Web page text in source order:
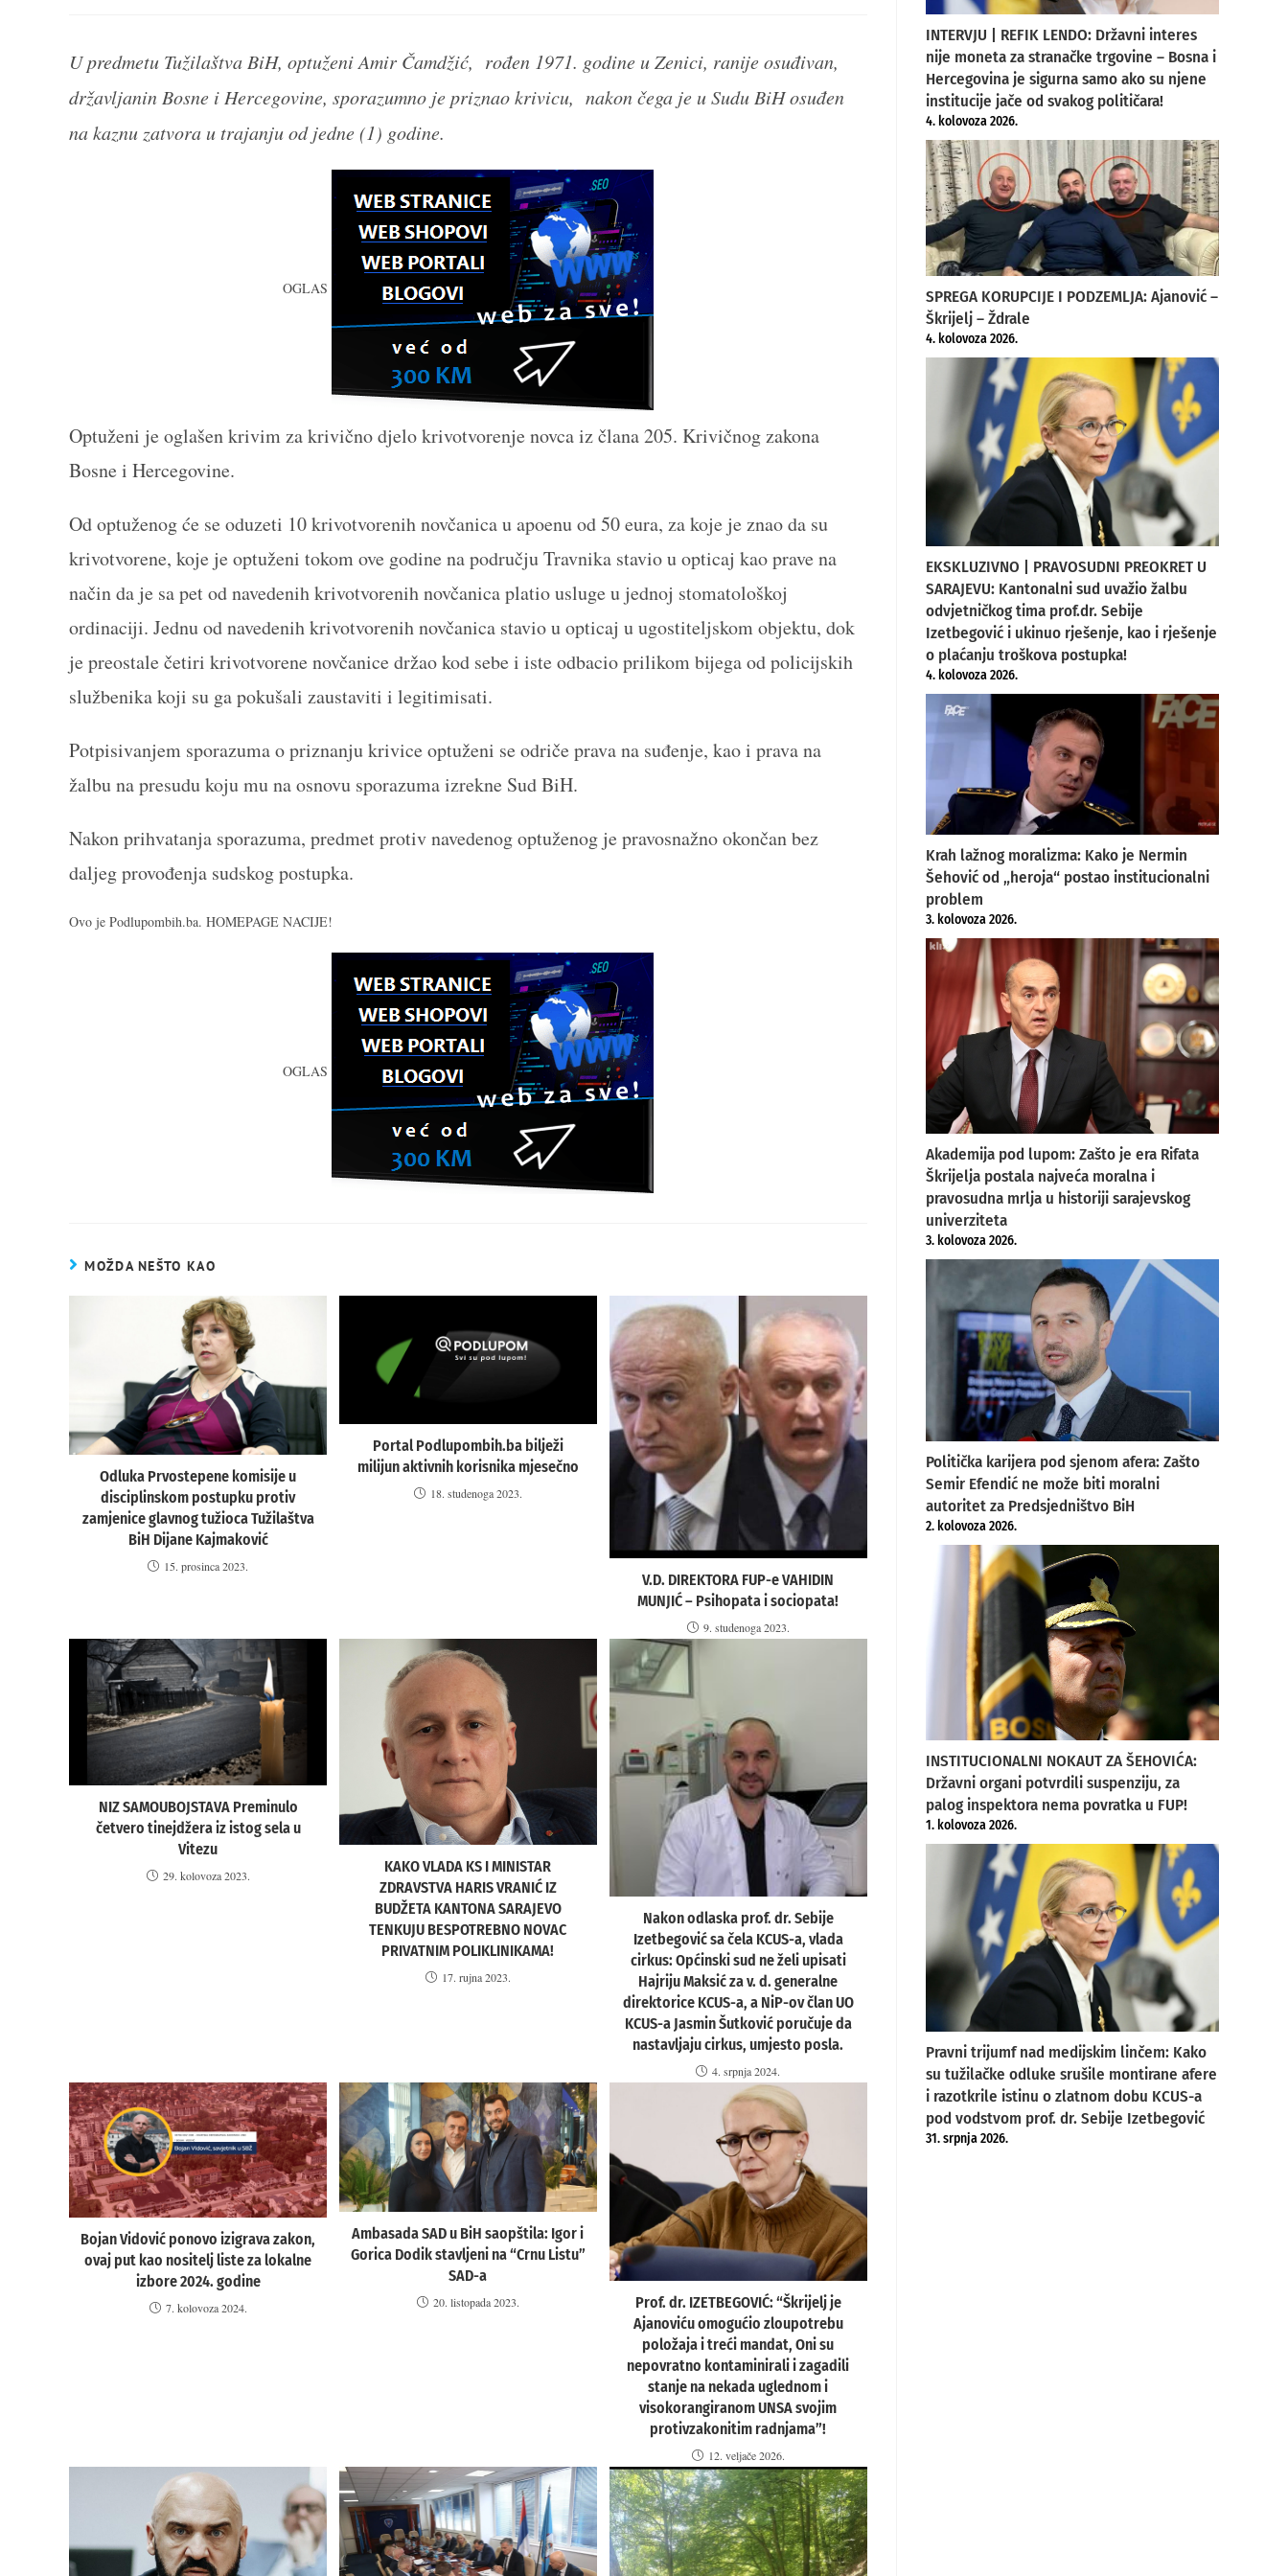
U predmetu Tužilaštva BiH, optuženi Amir Čamdžić, rođen 1971. godine u Zenici, ranije osuđivan,
državljanin Bosne i Hercegovine, sporazumno je priznao krivicu, nakon čega je u Sudu BiH osuđen
na kaznu zatvora u trajanju od jedne (1) godine.
OGLAS
Optuženi je oglašen krivim za krivično djelo krivotvorenje novca iz člana 205. Krivičnog zakona
Bosne i Hercegovine.
Od optuženog će se oduzeti 10 krivotvorenih novčanica u apoenu od 50 eura, za koje je znao da su
krivotvorene, koje je optuženi tokom ove godine na području Travnika stavio u opticaj kao prave na
način da je sa pet od navedenih krivotvorenih novčanica platio usluge u jednoj stomatološkoj
ordinaciji. Jednu od navedenih krivotvorenih novčanica stavio u opticaj u ugostiteljskom objektu, dok
je preostale četiri krivotvorene novčanice držao kod sebe i iste odbacio prilikom bijega od policijskih
službenika koji su ga pokušali zaustaviti i legitimisati.
Potpisivanjem sporazuma o priznanju krivice optuženi se odriče prava na suđenje, kao i prava na
žalbu na presudu koju mu na osnovu sporazuma izrekne Sud BiH.
Nakon prihvatanja sporazuma, predmet protiv navedenog optuženog je pravosnažno okončan bez
daljeg provođenja sudskog postupka.
Ovo je Podlupombih.ba. HOMEPAGE NACIJE!
OGLAS
MOŽDA NEŠTO KAO
Odluka Prvostepene komisije u
disciplinskom postupku protiv
zamjenice glavnog tužioca Tužilaštva
BiH Dijane Kajmaković
15. prosinca 2023.
Portal Podlupombih.ba bilježi
milijun aktivnih korisnika mjesečno
18. studenoga 2023.
V.D. DIREKTORA FUP-e VAHIDIN
MUNJIĆ – Psihopata i sociopata!
9. studenoga 2023.
NIZ SAMOUBOJSTAVA Preminulo
četvero tinejdžera iz istog sela u
Vitezu
29. kolovoza 2023.
KAKO VLADA KS I MINISTAR
ZDRAVSTVA HARIS VRANIĆ IZ
BUDŽETA KANTONA SARAJEVO
TENKUJU BESPOTREBNO NOVAC
PRIVATNIM POLIKLINIKAMA!
17. rujna 2023.
Nakon odlaska prof. dr. Sebije
Izetbegović sa čela KCUS-a, vlada
cirkus: Općinski sud ne želi upisati
Hajriju Maksić za v. d. generalne
direktorice KCUS-a, a NiP-ov član UO
KCUS-a Jasmin Šutković poručuje da
nastavljaju cirkus, umjesto posla.
4. srpnja 2024.
Bojan Vidović ponovo izigrava zakon,
ovaj put kao nositelj liste za lokalne
izbore 2024. godine
7. kolovoza 2024.
Ambasada SAD u BiH saopštila: Igor i
Gorica Dodik stavljeni na “Crnu Listu”
SAD-a
20. listopada 2023.
Prof. dr. IZETBEGOVIĆ: “Škrijelj je
Ajanoviću omogućio zloupotrebu
položaja i treći mandat, Oni su
nepovratno kontaminirali i zagadili
stanje na nekada uglednom i
visokorangiranom UNSA svojim
protivzakonitim radnjama”!
12. veljače 2026.
INTERVJU | REFIK LENDO: Državni interes
nije moneta za stranačke trgovine – Bosna i
Hercegovina je sigurna samo ako su njene
institucije jače od svakog političara!
4. kolovoza 2026.
SPREGA KORUPCIJE I PODZEMLJA: Ajanović –
Škrijelj – Ždrale
4. kolovoza 2026.
EKSKLUZIVNO | PRAVOSUDNI PREOKRET U
SARAJEVU: Kantonalni sud uvažio žalbu
odvjetničkog tima prof.dr. Sebije
Izetbegović i ukinuo rješenje, kao i rješenje
o plaćanju troškova postupka!
4. kolovoza 2026.
Krah lažnog moralizma: Kako je Nermin
Šehović od „heroja“ postao institucionalni
problem
3. kolovoza 2026.
Akademija pod lupom: Zašto je era Rifata
Škrijelja postala najveća moralna i
pravosudna mrlja u historiji sarajevskog
univerziteta
3. kolovoza 2026.
Politička karijera pod sjenom afera: Zašto
Semir Efendić ne može biti moralni
autoritet za Predsjedništvo BiH
2. kolovoza 2026.
INSTITUCIONALNI NOKAUT ZA ŠEHOVIĆA:
Državni organi potvrdili suspenziju, za
palog inspektora nema povratka u FUP!
1. kolovoza 2026.
Pravni trijumf nad medijskim linčem: Kako
su tužilačke odluke srušile montirane afere
i razotkrile istinu o zlatnom dobu KCUS-a
pod vodstvom prof. dr. Sebije Izetbegović
31. srpnja 2026.